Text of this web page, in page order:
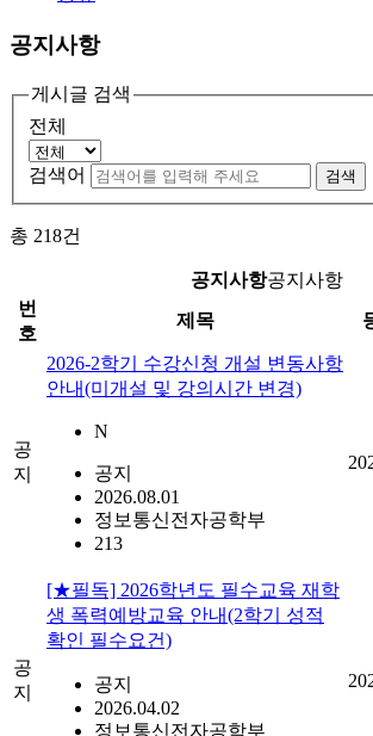
공지사항
게시글 검색
전체
검색어 검색
총 218건
공지사항공지사항
번
호
제목
공
지
2026-2학기 수강신청 개설 변동사항
안내(미개설 및 강의시간 변경)
N
공지
2026.08.01
정보통신전자공학부
213
공
지
[★필독] 2026학년도 필수교육 재학
생 폭력예방교육 안내(2학기 성적
확인 필수요건)
공지
2026.04.02
정보통신전자공학부